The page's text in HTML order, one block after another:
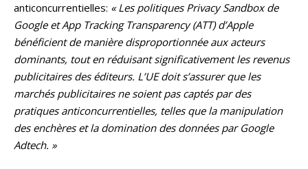
anticoncurrentielles: « Les politiques Privacy Sandbox de
Google et App Tracking Transparency (ATT) d’Apple
bénéficient de manière disproportionnée aux acteurs
dominants, tout en réduisant significativement les revenus
publicitaires des éditeurs. L’UE doit s’assurer que les
marchés publicitaires ne soient pas captés par des
pratiques anticoncurrentielles, telles que la manipulation
des enchères et la domination des données par Google
Adtech. »